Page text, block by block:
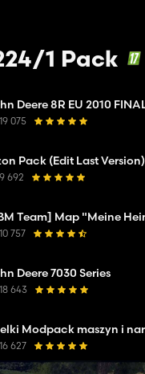
1 Pack
Deere 8R EU 2010
19 075
Pack (Edit Last Version)
9 692
Team] Map "Meine
10 757
Deere 7030 Series
18 643
Modpack maszyn i
16 627